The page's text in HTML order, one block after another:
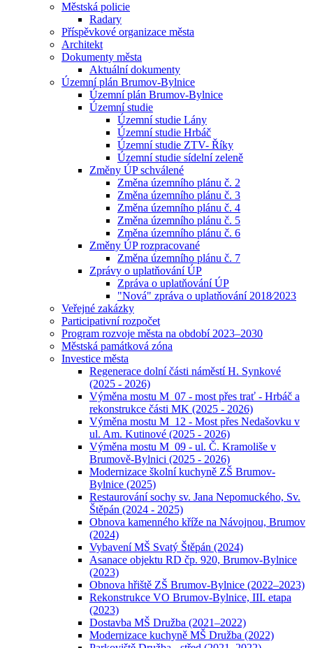
Městská policie
Radary
Příspěvkové organizace města
Architekt
Dokumenty města
Aktuální dokumenty
Územní plán Brumov-Bylnice
Územní plán Brumov-Bylnice
Územní studie
Územní studie Lány
Územní studie Hrbáč
Územní studie ZTV- Říky
Územní studie sídelní zeleně
Změny ÚP schválené
Změna územního plánu č. 2
Změna územního plánu č. 3
Změna územního plánu č. 4
Změna územního plánu č. 5
Změna územního plánu č. 6
Změny ÚP rozpracované
Změna územního plánu č. 7
Zprávy o uplatňování ÚP
Zpráva o uplatňování ÚP
"Nová" zpráva o uplatňování 2018⁄2023
Veřejné zakázky
Participativní rozpočet
Program rozvoje města na období 2023–2030
Městská památková zóna
Investice města
Regenerace dolní části náměstí H. Synkové
(2025 - 2026)
Výměna mostu M_07 - most přes trať - Hrbáč a
rekonstrukce části MK (2025 - 2026)
Výměna mostu M_12 - Most přes Nedašovku v
ul. Am. Kutinové (2025 - 2026)
Výměna mostu M_09 - ul. Č. Kramoliše v
Brumově-Bylnici (2025 - 2026)
Modernizace školní kuchyně ZŠ Brumov-
Bylnice (2025)
Restaurování sochy sv. Jana Nepomuckého, Sv.
Štěpán (2024 - 2025)
Obnova kamenného kříže na Návojnou, Brumov
(2024)
Vybavení MŠ Svatý Štěpán (2024)
Asanace objektu RD čp. 920, Brumov-Bylnice
(2023)
Obnova hřiště ZŠ Brumov-Bylnice (2022–2023)
Rekonstrukce VO Brumov-Bylnice, III. etapa
(2023)
Dostavba MŠ Družba (2021–2022)
Modernizace kuchyně MŠ Družba (2022)